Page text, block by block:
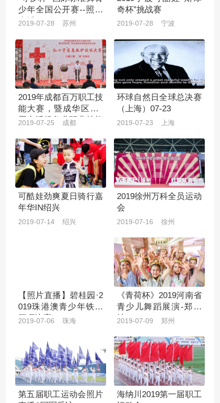
少年全国公开赛--照片
直播
2019-07-28 苏州
奇杯”挑战赛
2019-07-28 宁波
2019年成都百万职工技
能大赛，暨成华区第2
届生活服务业职业技能
急救护技能大赛
2019-07-25 成都
环球自然日全球总决赛
（上海）07-23
2019-07-23 上海
可酷娃劲爽夏日骑行嘉
年华IN绍兴
2019-07-14 绍兴
2019徐州万科全员运动
会
2019-07-16 徐州
【照片直播】碧桂园·2
019珠港澳青少年铁人
三项比赛
2019-07-06 珠海
《青荷杯》2019河南省
青少儿舞蹈展演-郑州
站
2019-07-09 郑州
第五届职工运动会照片
海纳川2019第一届职工